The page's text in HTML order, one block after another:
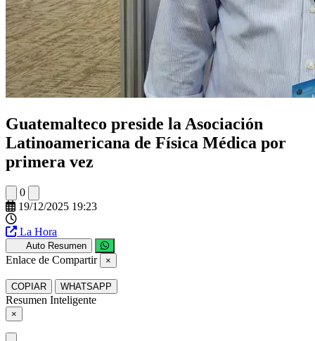
Guatemalteco preside la Asociación
Latinoamericana de Física Médica por
primera vez
0
19/12/2025 19:23
La Hora
Auto Resumen
Enlace de Compartir ×
COPIAR WHATSAPP
Resumen Inteligente
×